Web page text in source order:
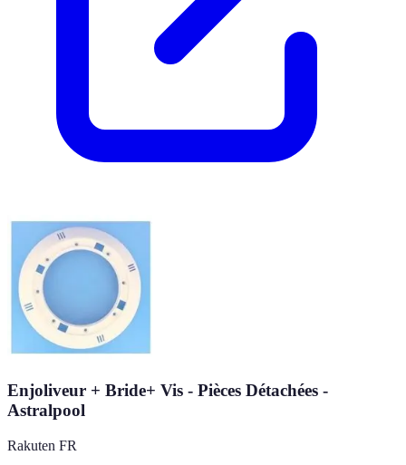
Enjoliveur + Bride+ Vis - Pièces Détachées -
Astralpool
Rakuten FR